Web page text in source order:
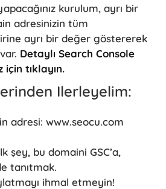
kurulum, ayrı bir
adresinizin tüm
ayrı bir değer göstererek
Detaylı Search Console
tıklayın.
Ilerleyelim:
adresi: www.seocu.com
şey, bu domaini GSC’a,
tanıtmak.
ihmal etmeyin!